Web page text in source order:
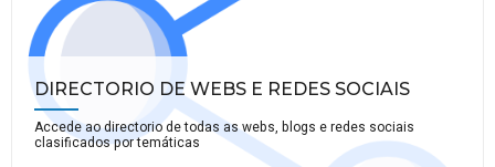
DIRECTORIO DE WEBS E REDES SOCIAIS
Accede ao directorio de todas as webs, blogs e redes sociais
clasificados por temáticas